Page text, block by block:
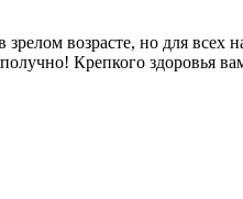
возрасте, но для всех
Крепкого здоровья